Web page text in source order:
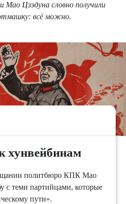
Мао Цзэдуна словно получили
всё можно.
хунвейбинам
политбюро КПК Мао
с теми партийцами, которые
пути».